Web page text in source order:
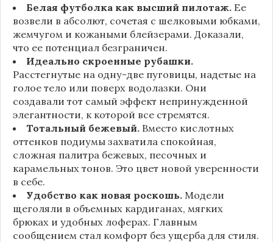
Белая футболка как высший пилотаж. Ее
возвели в абсолют, сочетая с шелковыми юбками,
жемчугом и кожаными блейзерами. Доказали,
что ее потенциал безграничен.
Идеально скроенные рубашки.
Расстегнутые на одну-две пуговицы, надетые на
голое тело или поверх водолазки. Они
создавали тот самый эффект непринужденной
элегантности, к которой все стремятся.
Тотальный бежевый. Вместо кислотных
оттенков подиумы захватила спокойная,
сложная палитра бежевых, песочных и
карамельных тонов. Это цвет новой уверенности
в себе.
Удобство как новая роскошь. Модели
щеголяли в объемных кардиганах, мягких
брюках и удобных лоферах. Главным
сообщением стал комфорт без ущерба для стиля.